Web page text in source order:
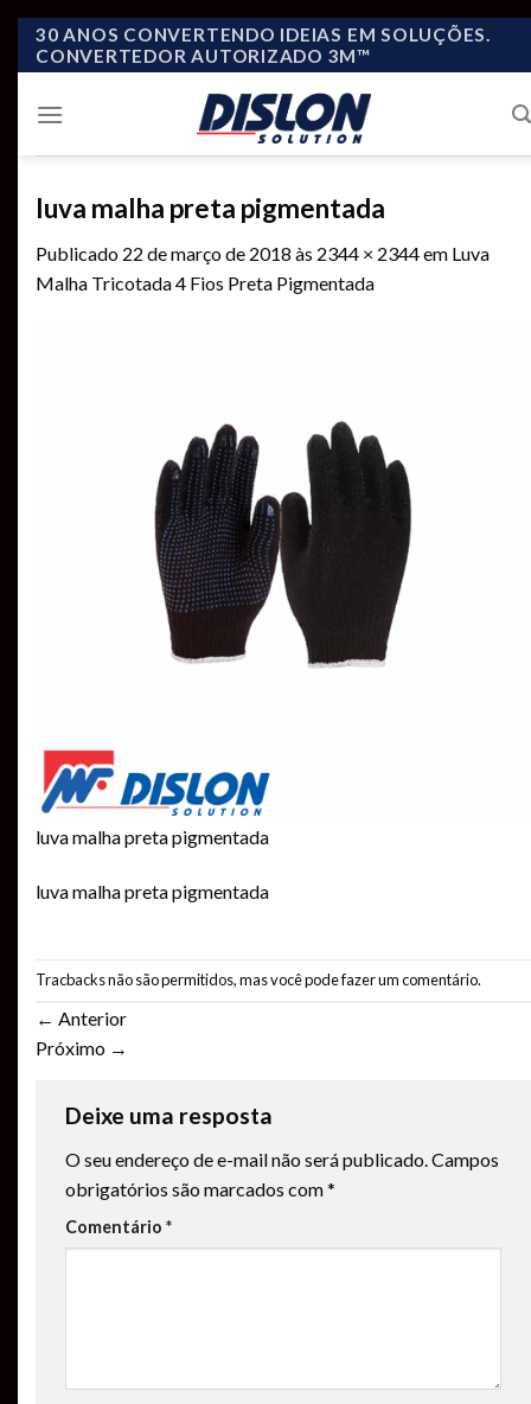
Skip
30 ANOS CONVERTENDO IDEIAS EM SOLUÇÕES.
CONVERTEDOR AUTORIZADO 3M™
luva malha preta pigmentada
Publicado 22 de março de 2018 às 2344 × 2344em Luva
Malha Tricotada 4 Fios Preta Pigmentada
luva malha preta pigmentada
luva malha preta pigmentada
Tracbacks não são permitidos, mas você podefazer um comentário.
← Anterior
Próximo →
Deixe uma resposta
O seu endereço de e-mail não será publicado.Campos
obrigatórios são marcados com*
Comentário *